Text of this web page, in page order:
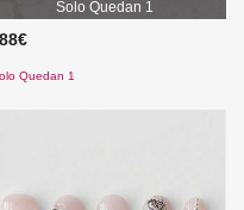
Solo Quedan 1
Quedan 1